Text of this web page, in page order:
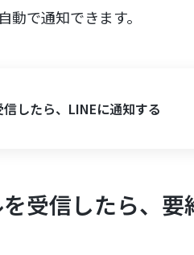
で通知できます。
したら、LINEに通知する
受信したら、要